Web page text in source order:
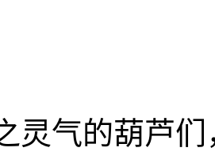
灵气的葫芦